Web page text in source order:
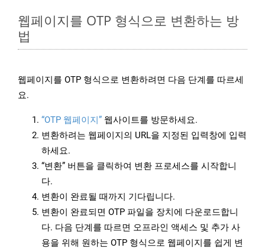
웹페이지를 OTP 형식으로 변환하는 방
법
웹페이지를 OTP 형식으로 변환하려면 다음 단계를 따르세
요.
“OTP 웹페이지” 웹사이트를 방문하세요.
변환하려는 웹페이지의 URL을 지정된 입력창에 입력
하세요.
“변환” 버튼을 클릭하여 변환 프로세스를 시작합니
다.
변환이 완료될 때까지 기다립니다.
변환이 완료되면 OTP 파일을 장치에 다운로드합니
다. 다음 단계를 따르면 오프라인 액세스 및 추가 사
용을 위해 원하는 OTP 형식으로 웹페이지를 쉽게 변